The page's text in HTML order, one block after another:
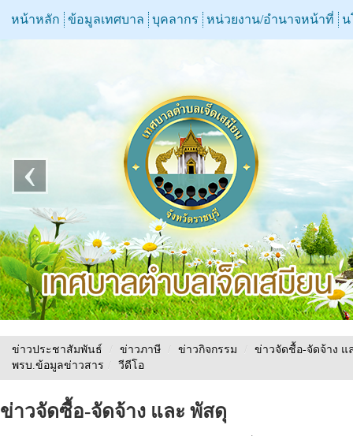
หน้าหลัก ข้อมูลเทศบาล บุคลากร หน่วยงาน/อำนาจหน้าที่ น
‹
ข่าวประชาสัมพันธ์ / ข่าวภาษี / ข่าวกิจกรรม / ข่าวจัดชื้อ-จัดจ้าง แ
พรบ.ข้อมูลข่าวสาร / วีดีโอ
ข่าวจัดซื้อ-จัดจ้าง และ พัสดุ